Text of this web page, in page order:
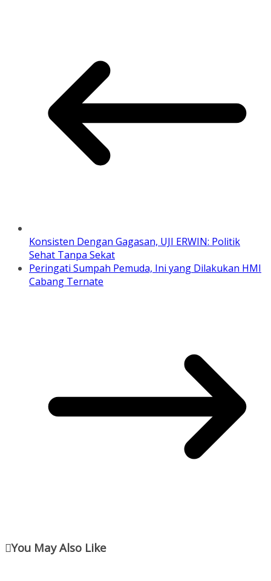
Konsisten Dengan Gagasan, UJI ERWIN: Politik
Sehat Tanpa Sekat
Peringati Sumpah Pemuda, Ini yang Dilakukan HMI
Cabang Ternate
You May Also Like